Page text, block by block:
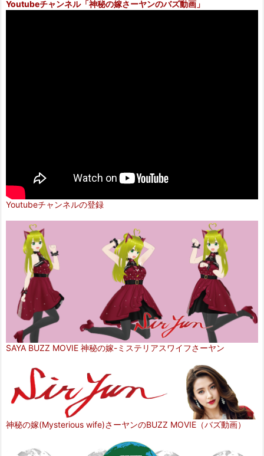
Youtubeチャンネル「神秘の嫁さーヤンのバズ動画」
Youtubeチャンネルの登録
SAYA BUZZ MOVIE 神秘の嫁-ミステリアスワイフさーヤン
神秘の嫁(Mysterious wife)さーヤンのBUZZ MOVIE（バズ動画）